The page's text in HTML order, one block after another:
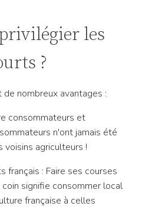
les
?
nombreux avantages :
consommateurs et
n'ont jamais été
voisins agriculteurs !
français : Faire ses courses
signifie consommer local
française à celles